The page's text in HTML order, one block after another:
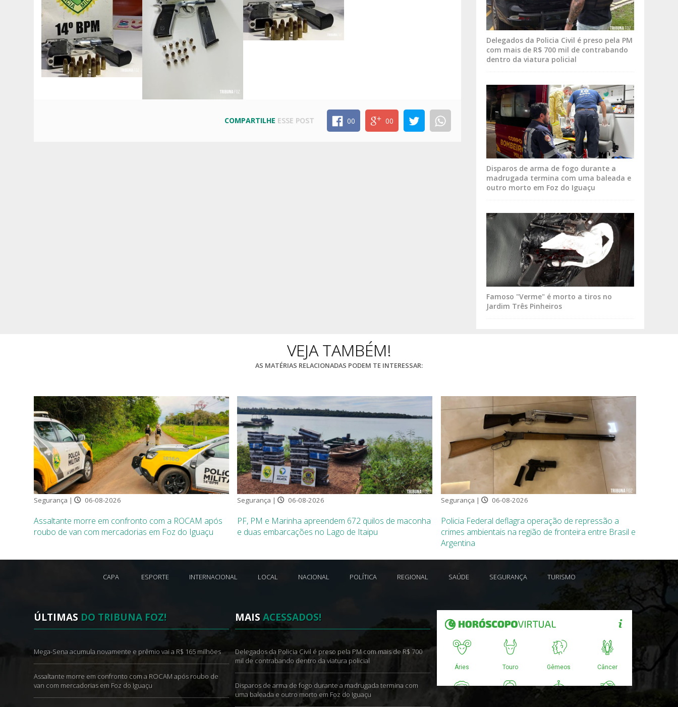
COMPARTILHE ESSE POST 00 00
Delegados da Policia Civil é preso pela PM
com mais de R$ 700 mil de contrabando
dentro da viatura policial
Disparos de arma de fogo durante a
madrugada termina com uma baleada e
outro morto em Foz do Iguaçu
Famoso "Verme" é morto a tiros no
Jardim Três Pinheiros
VEJA TAMBÉM!
AS MATÉRIAS RELACIONADAS PODEM TE INTERESSAR:
Segurança | 06-08-2026
Assaltante morre em confronto com a ROCAM após
roubo de van com mercadorias em Foz do Iguaçu
Segurança | 06-08-2026
PF, PM e Marinha apreendem 672 quilos de maconha
e duas embarcações no Lago de Itaipu
Segurança | 06-08-2026
Policia Federal deflagra operação de repressão a
crimes ambientais na região de fronteira entre Brasil e
Argentina
CAPA ESPORTE INTERNACIONAL LOCAL NACIONAL POLÍTICA REGIONAL SAÚDE SEGURANÇA TURISMO
ÚLTIMAS DO TRIBUNA FOZ!
Mega-Sena acumula novamente e prêmio vai a R$ 165 milhões
Assaltante morre em confronto com a ROCAM após roubo de
van com mercadorias em Foz do Iguaçu
MAISACESSADOS!
Delegados da Policia Civil é preso pela PM com mais de R$ 700
mil de contrabando dentro da viatura policial
Disparos de arma de fogo durante a madrugada termina com
uma baleada e outro morto em Foz do Iguaçu